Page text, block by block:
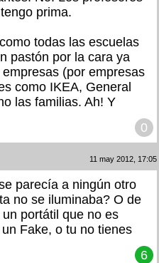
prima.
todas las escuelas
pastón por la cara ya
(por empresas
como IKEA, General
las familias. Ah! Y
0
11 may 2012, 17:05
parecía a ningún otro
no se iluminaba? O de
portátil que no es
Fake, o tu no tienes
6